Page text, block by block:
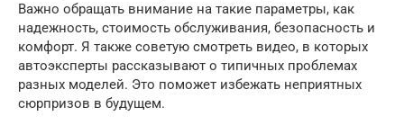
Важно обращать внимание на такие параметры, как
надежность, стоимость обслуживания, безопасность и
комфорт. Я также советую смотреть видео, в которых
автоэксперты рассказывают о типичных проблемах
разных моделей. Это поможет избежать неприятных
сюрпризов в будущем.